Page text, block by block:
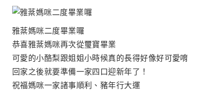
雅棻媽咪二度畢業囉
恭喜雅棻媽咪再次從璽寶畢業
可愛的小酪梨跟姐姐小時候真的長得好像好可愛唷
回家之後就要準備一家四口迎新年了！
祝福媽咪一家諸事順利、豬年行大運